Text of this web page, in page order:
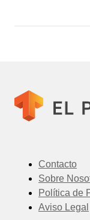
Contacto
Sobre
Política de
Aviso Legal